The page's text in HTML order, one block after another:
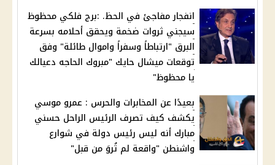
انفجار مفاجئ في الحظ. :برج فلكي محظوظ
سيجني ثروات ضخمة ويحقق أحلامه بسرعة
البرق "ارتباطاً وسفراً واموال طائلة" وفق
توقعات ميشال حايك "مبروك الحاجه دعيالك
يا محظوظ"
بعيدًا عن المخابرات والحرس : عمرو موسي
يكشف كيف تصرف الرئيس الراحل حسني
مبارك أنه ليس رئيس دولة في شوارع
واشنطن "واقعة لم تُروَ من قبل"